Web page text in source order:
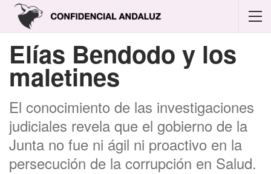
Elías Bendodo y los
maletines
El conocimiento de las investigaciones
judiciales revela que el gobierno de la
Junta no fue ni ágil ni proactivo en la
persecución de la corrupción en Salud.